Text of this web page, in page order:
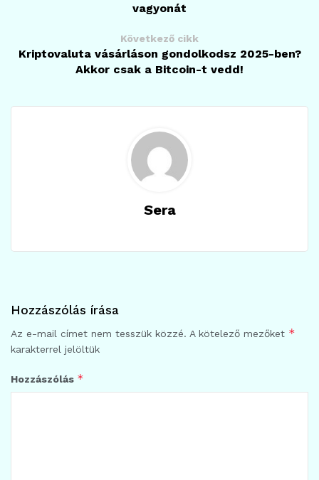
vagyonát
Következő cikk
Kriptovaluta vásárláson gondolkodsz 2025-ben?
Akkor csak a Bitcoin-t vedd!
Sera
Hozzászólás írása
Az e-mail címet nem tesszük közzé. A kötelező mezőket *
karakterrel jelöltük
Hozzászólás *